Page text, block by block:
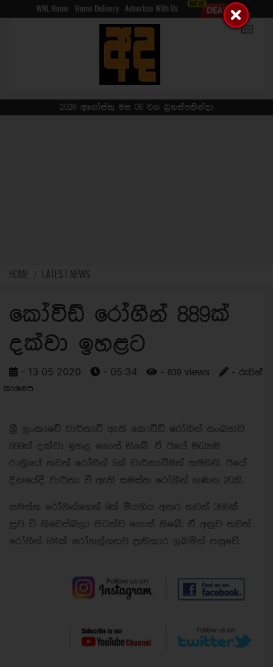
WNL Home Home Delivery Advertise With Us
2026 අගෝස්තු මස 06 වන බ්‍රහස්පතින්දා
HOME LATEST NEWS
කෝවිඩ් රෝගීන් 889ක්
දක්වා ඉහළට
- 13 05 2020 - 05:34 - 639 views
- රුවන්
කාශ්‍යප
ශ්‍රී ලංකාවේ වාර්තාවී ඇති කොවිඩ් රෝගීන් සංඛ්‍යාව
889ක් දක්වා ඉහළ ගොස් තිබේ. ඒ ඊයේ මධ්‍යම
රාත්‍රියේ තවත් රෝගීන් 5ක් වාර්තාවීමත් සමගිනි. ඊයේ
දිනයේදී වාර්තා වී ඇති සමස්ත රෝගීන් ගණන 20කි.
සමස්ත රෝගීන්ගෙන් 9ක් මියගිය අතර තවත් 366ක්
සුව වී නිවෙස්බලා පිටත්ව ගොස් තිබේ. ඒ අනුව තවත්
රෝගීන් 514ක් රෝහල්ගතව ප්‍රතිකාර ලබමින් පසුවේ.